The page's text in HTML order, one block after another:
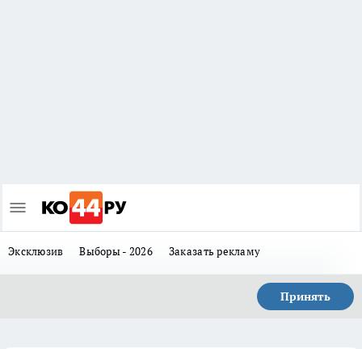
Эксклюзив Выборы - 2026 Заказать рекламу
Принять